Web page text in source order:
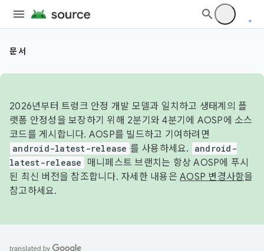
문서
2026년부터 트렁크 안정 개발 모델과 일치하고 생태계의 플
랫폼 안정성을 보장하기 위해 2분기와 4분기에 AOSP에 소스
코드를 게시합니다. AOSP를 빌드하고 기여하려면
android-latest-release 를 사용하세요.
android-
latest-release
매니페스트 브랜치는 항상 AOSP에 푸시
된 최신 버전을 참조합니다. 자세한 내용은 AOSP 변경사항을
참고하세요.